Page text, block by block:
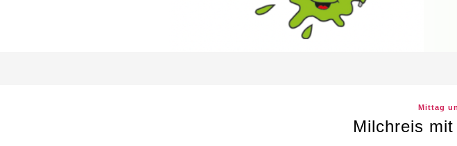
Mittag
Milchreis